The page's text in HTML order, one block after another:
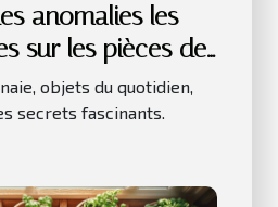
anomalies les
sur les pièces de
objets du quotidien,
secrets fascinants.